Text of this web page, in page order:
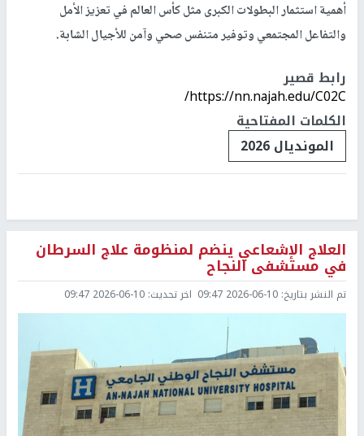
أهمية استثمار البطولات الكبرى مثل كأس العالم في تعزيز الأمل
والتفاعل المجتمعي وتوفير متنفس صحي وآمن للأجيال الشابة.
رابط قصير
https://nn.najah.edu/C02C/
الكلمات المفتاحية
المونديال 2026
العلاج الإشعاعي ينضم لمنظومة علاج السرطان
في مستشفى النجاح
تم النشر بتاريخ: 2026-06-10 09:47 اخر تحديث: 2026-06-10 09:47